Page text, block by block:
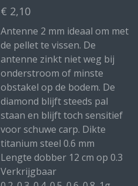
€ 2,10
Antenne 2 mm ideaal om met
de pellet te vissen. De
antenne zinkt niet weg bij
onderstroom of minste
obstakel op de bodem. De
diamond blijft steeds pal
staan en blijft toch sensitief
voor schuwe carp. Dikte
titanium steel 0.6 mm
Lengte dobber 12 cm op 0.3
Verkrijgbaar